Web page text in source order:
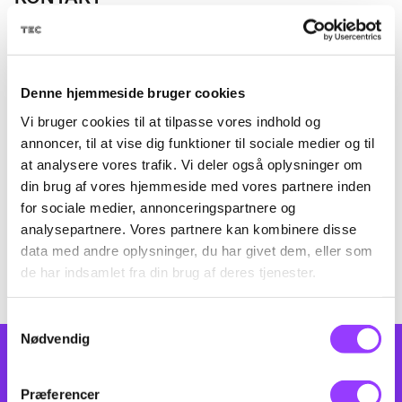
Denne hjemmeside bruger cookies
Vi bruger cookies til at tilpasse vores indhold og
annoncer, til at vise dig funktioner til sociale medier og til
at analysere vores trafik. Vi deler også oplysninger om
din brug af vores hjemmeside med vores partnere inden
for sociale medier, annonceringspartnere og
analysepartnere. Vores partnere kan kombinere disse
data med andre oplysninger, du har givet dem, eller som
de har indsamlet fra din brug af deres tjenester.
Samtykkevalg
Nødvendig
Præferencer
Kursus-
administration
EMAIL
amukursus@tec.dk
TELEFON
+45 3817 7407
NYHEDSBREV